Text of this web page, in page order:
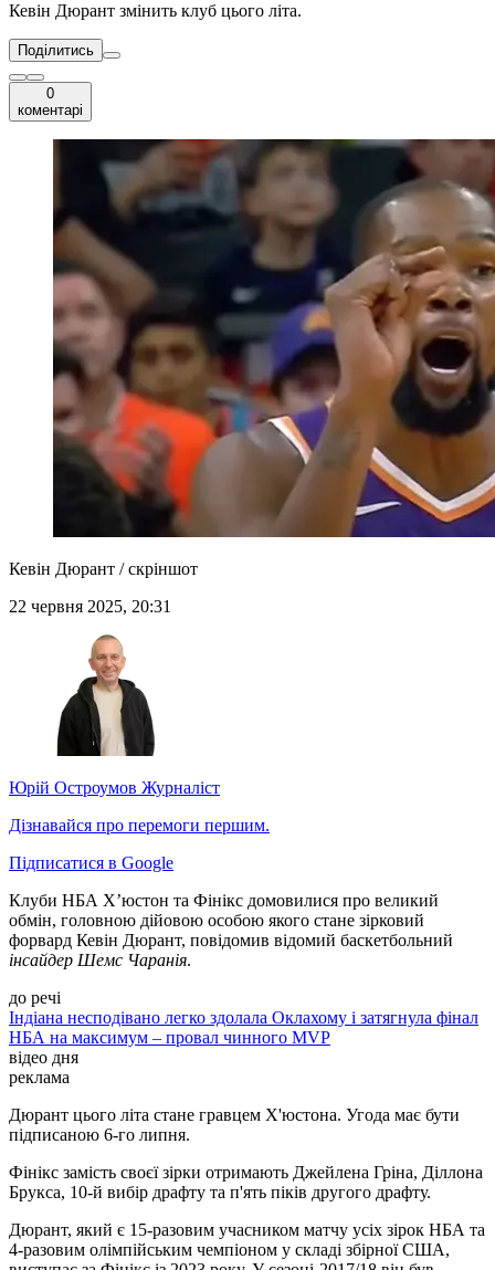
Кевін Дюрант змінить клуб цього літа.
Поділитись
0
коментарі
Кевін Дюрант / скріншот
22 червня 2025, 20:31
Юрій Остроумов Журналіст
Дізнавайся про перемоги першим.
Підписатися в Google
Клуби НБА Х’юстон та Фінікс домовилися про великий
обмін, головною дійовою особою якого стане зірковий
форвард Кевін Дюрант, повідомив відомий баскетбольний
інсайдер Шемс Чаранія.
до речі
Індіана несподівано легко здолала Оклахому і затягнула фінал
НБА на максимум – провал чинного MVP
відео дня
реклама
Дюрант цього літа стане гравцем Х'юстона. Угода має бути
підписаною 6-го липня.
Фінікс замість своєї зірки отримають Джейлена Гріна, Діллона
Брукса, 10-й вибір драфту та п'ять піків другого драфту.
Дюрант, який є 15-разовим учасником матчу усіх зірок НБА та
4-разовим олімпійським чемпіоном у складі збірної США,